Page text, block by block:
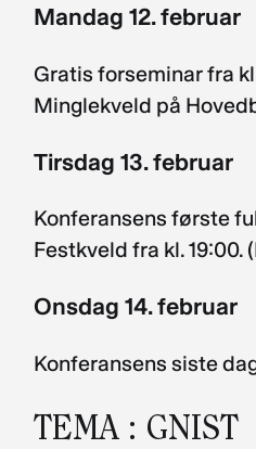
Mandag 12. februar
Gratis forseminar fra
Minglekveld på
Tirsdag 13. februar
Konferansens første
Festkveld fra kl.
Onsdag 14. februar
Konferansens siste
TEMA : GNIST